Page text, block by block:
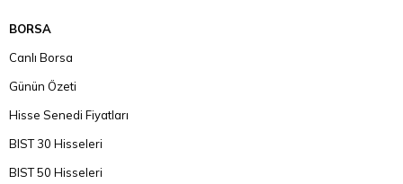
BORSA
Canlı Borsa
Günün Özeti
Hisse Senedi Fiyatları
BIST 30 Hisseleri
BIST 50 Hisseleri